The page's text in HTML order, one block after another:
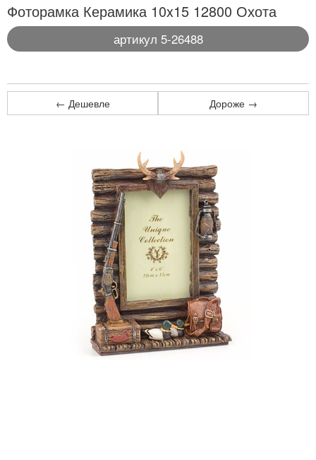
Фоторамка Керамика 10x15 12800 Охота
артикул 5-26488
← Дешевле Дороже →